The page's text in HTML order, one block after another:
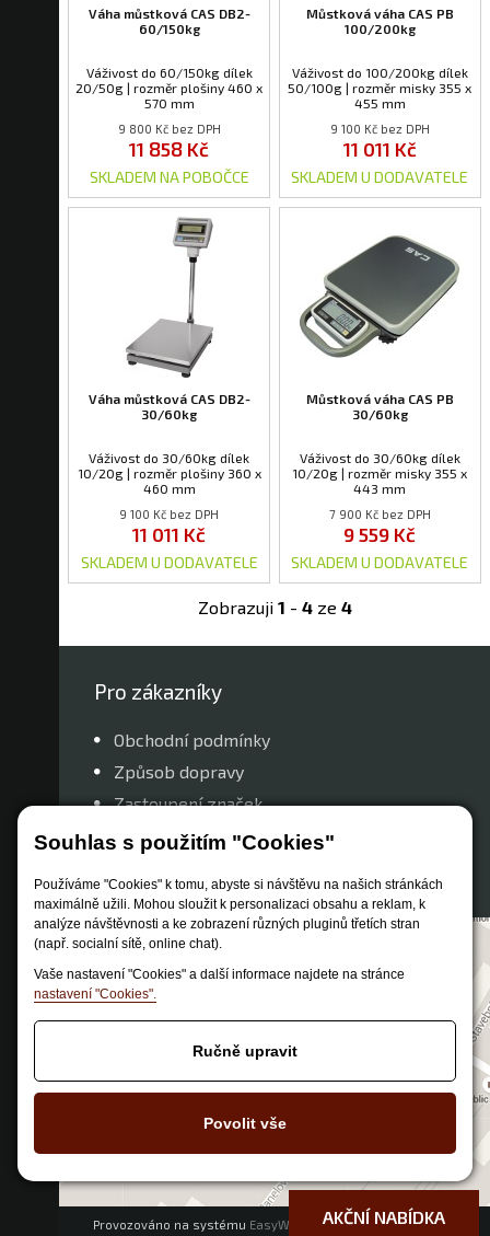
AKČNÍ NABÍDKA
Souhlas s použitím "Cookies"
Používáme "Cookies" k tomu, abyste si návštěvu na našich stránkách
maximálně užili. Mohou sloužit k personalizaci obsahu a reklam, k
analýze návštěvnosti a ke zobrazení různých pluginů třetích stran
(např. socialní sítě, online chat).
Vaše nastavení "Cookies" a další informace najdete na stránce
nastavení "Cookies".
Ručně upravit
Povolit vše
Váha můstková CAS DB2-
60/150kg
Váživost do 60/150kg dílek
20/50g | rozměr plošiny 460 x
570 mm
9 800 Kč bez DPH
11 858 Kč
SKLADEM NA POBOČCE
Můstková váha CAS PB
100/200kg
Váživost do 100/200kg dílek
50/100g | rozměr misky 355 x
455 mm
9 100 Kč bez DPH
11 011 Kč
SKLADEM U DODAVATELE
Váha můstková CAS DB2-
30/60kg
Váživost do 30/60kg dílek
10/20g | rozměr plošiny 360 x
460 mm
9 100 Kč bez DPH
11 011 Kč
SKLADEM U DODAVATELE
Můstková váha CAS PB
30/60kg
Váživost do 30/60kg dílek
10/20g | rozměr misky 355 x
443 mm
7 900 Kč bez DPH
9 559 Kč
SKLADEM U DODAVATELE
Zobrazuji 1 - 4ze 4
Pro zákazníky
Obchodní podmínky
Způsob dopravy
Zastoupení značek
Reklamační řád
Provozováno na systému EasyWeb Tvorba eshopu© 2026 - CS